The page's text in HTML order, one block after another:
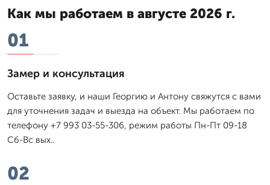
Как мы работаем в августе 2026 г.
01
Замер и консультация
Оставьте заявку, и наши Георгию и Антону свяжутся с вами
для уточнения задач и выезда на объект. Мы работаем по
телефону +7 993 03-55-306, режим работы Пн-Пт 09-18
Сб-Вс вых..
02